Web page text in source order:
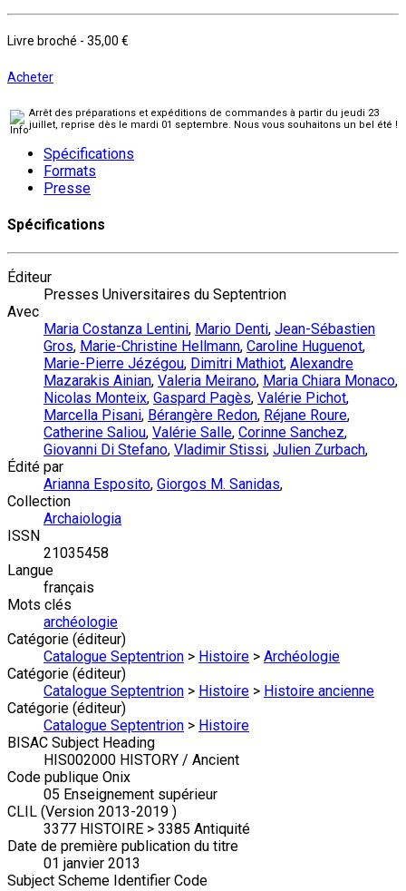
Livre broché - 35,00 €
Acheter
Arrêt des préparations et expéditions de commandes à partir du jeudi 23
juillet, reprise dès le mardi 01 septembre. Nous vous souhaitons un bel été !
Spécifications
Formats
Presse
Spécifications
Éditeur
Presses Universitaires du Septentrion
Avec
Maria Costanza Lentini, Mario Denti, Jean-Sébastien
Gros, Marie-Christine Hellmann, Caroline Huguenot,
Marie-Pierre Jézégou, Dimitri Mathiot, Alexandre
Mazarakis Ainian, Valeria Meirano, Maria Chiara Monaco,
Nicolas Monteix, Gaspard Pagès, Valérie Pichot,
Marcella Pisani, Bérangère Redon, Réjane Roure,
Catherine Saliou, Valérie Salle, Corinne Sanchez,
Giovanni Di Stefano, Vladimir Stissi, Julien Zurbach,
Édité par
Arianna Esposito, Giorgos M. Sanidas,
Collection
Archaiologia
ISSN
21035458
Langue
français
Mots clés
archéologie
Catégorie (éditeur)
Catalogue Septentrion > Histoire > Archéologie
Catégorie (éditeur)
Catalogue Septentrion > Histoire > Histoire ancienne
Catégorie (éditeur)
Catalogue Septentrion > Histoire
BISAC Subject Heading
HIS002000 HISTORY / Ancient
Code publique Onix
05 Enseignement supérieur
CLIL (Version 2013-2019 )
3377 HISTOIRE > 3385 Antiquité
Date de première publication du titre
01 janvier 2013
Subject Scheme Identifier Code